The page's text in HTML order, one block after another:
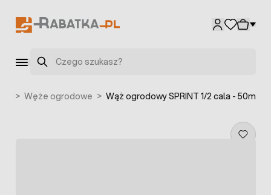
Szukaj
> Węże ogrodowe > Wąż ogrodowy SPRINT 1/2 cala - 50m